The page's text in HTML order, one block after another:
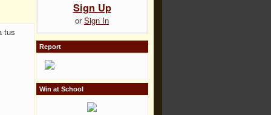
tus
Sign Up
orSign In
Report
Win at School